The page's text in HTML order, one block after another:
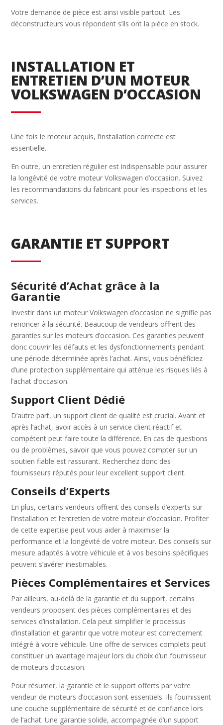
Votre demande de pièce est ainsi visible partout. Les
déconstructeurs vous répondent s’ils ont la pièce en stock.
INSTALLATION ET
ENTRETIEN D’UN MOTEUR
VOLKSWAGEN D’OCCASION
Une fois le moteur acquis, l’installation correcte est
essentielle.
En outre, un entretien régulier est indispensable pour assurer
la longévité de votre moteur Volkswagen d’occasion. Suivez
les recommandations du fabricant pour les inspections et les
services.
GARANTIE ET SUPPORT
Sécurité d’Achat grâce à la
Garantie
Investir dans un moteur Volkswagen d’occasion ne signifie pas
renoncer à la sécurité. Beaucoup de vendeurs offrent des
garanties sur les moteurs d’occasion. Ces garanties peuvent
donc couvrir les défauts et les dysfonctionnements pendant
une période déterminée après l’achat. Ainsi, vous bénéficiez
d’une protection supplémentaire qui atténue les risques liés à
l’achat d’occasion.
Support Client Dédié
D’autre part, un support client de qualité est crucial. Avant et
après l’achat, avoir accès à un service client réactif et
compétent peut faire toute la différence. En cas de questions
ou de problèmes, savoir que vous pouvez compter sur un
soutien fiable est rassurant. Recherchez donc des
fournisseurs réputés pour leur excellent support client.
Conseils d’Experts
En plus, certains vendeurs offrent des conseils d’experts sur
l’installation et l’entretien de votre moteur d’occasion. Profiter
de cette expertise peut vous aider à maximiser la
performance et la longévité de votre moteur. Des conseils sur
mesure adaptés à votre véhicule et à vos besoins spécifiques
peuvent s’avérer inestimables.
Pièces Complémentaires et Services
Par ailleurs, au-delà de la garantie et du support, certains
vendeurs proposent des pièces complémentaires et des
services d’installation. Cela peut simplifier le processus
d’installation et garantir que votre moteur est correctement
intégré à votre véhicule. Une offre de services complets peut
constituer un avantage majeur lors du choix d’un fournisseur
de moteurs d’occasion.
Pour résumer, la garantie et le support offerts par votre
vendeur de moteurs d’occasion sont essentiels. Ils fournissent
une couche supplémentaire de sécurité et de confiance lors
de l’achat. Une garantie solide, accompagnée d’un support